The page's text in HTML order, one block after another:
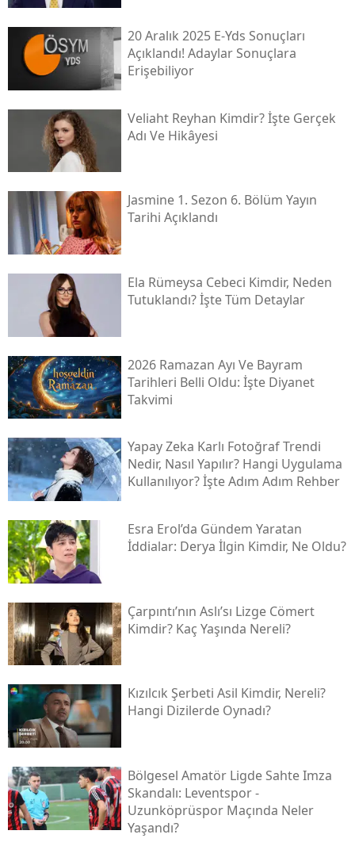
20 Aralık 2025 E-Yds Sonuçları
Açıklandı! Adaylar Sonuçlara
Erişebiliyor
Veliaht Reyhan Kimdir? İşte Gerçek
Adı Ve Hikâyesi
Jasmine 1. Sezon 6. Bölüm Yayın
Tarihi Açıklandı
Ela Rümeysa Cebeci Kimdir, Neden
Tutuklandı? İşte Tüm Detaylar
2026 Ramazan Ayı Ve Bayram
Tarihleri Belli Oldu: İşte Diyanet
Takvimi
Yapay Zeka Karlı Fotoğraf Trendi
Nedir, Nasıl Yapılır? Hangi Uygulama
Kullanılıyor? İşte Adım Adım Rehber
Esra Erol’da Gündem Yaratan
İddialar: Derya İlgin Kimdir, Ne Oldu?
Çarpıntı’nın Aslı’sı Lizge Cömert
Kimdir? Kaç Yaşında Nereli?
Kızılcık Şerbeti Asil Kimdir, Nereli?
Hangi Dizilerde Oynadı?
Bölgesel Amatör Ligde Sahte Imza
Skandalı: Leventspor -
Uzunköprüspor Maçında Neler
Yaşandı?